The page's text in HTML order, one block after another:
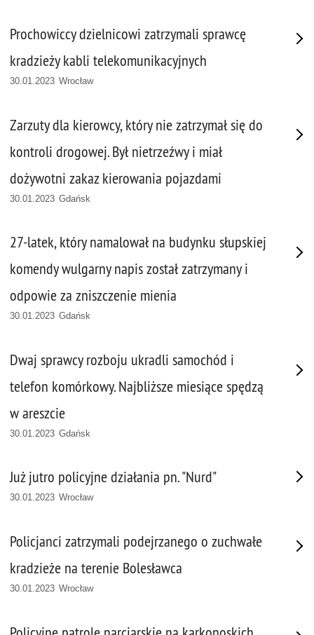
Prochowiccy dzielnicowi zatrzymali sprawcę
kradzieży kabli telekomunikacyjnych
30.01.2023 Wrocław
Zarzuty dla kierowcy, który nie zatrzymał się do
kontroli drogowej. Był nietrzeźwy i miał
dożywotni zakaz kierowania pojazdami
30.01.2023 Gdańsk
27-latek, który namalował na budynku słupskiej
komendy wulgarny napis został zatrzymany i
odpowie za zniszczenie mienia
30.01.2023 Gdańsk
Dwaj sprawcy rozboju ukradli samochód i
telefon komórkowy. Najbliższe miesiące spędzą
w areszcie
30.01.2023 Gdańsk
Już jutro policyjne działania pn. "Nurd"
30.01.2023 Wrocław
Policjanci zatrzymali podejrzanego o zuchwałe
kradzieże na terenie Bolesławca
30.01.2023 Wrocław